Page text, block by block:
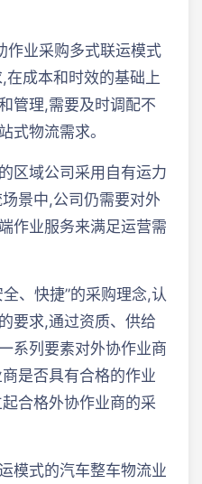
作业采购多式联运模式
在成本和时效的基础上
管理,需要及时调配不
式物流需求。
区域公司采用自有运力
景中,公司仍需要对外
作业服务来满足运营需
、快捷”的采购理念,认
要求,通过资质、供给
系列要素对外协作业商
是否具有合格的作业
合格外协作业商的采
模式的汽车整车物流业